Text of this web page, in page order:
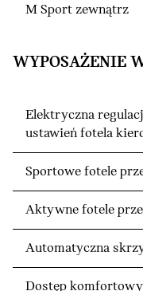
M Sport zewnątrz
WYPOSAŻENIE
Elektryczna
ustawień fotela
Sportowe fotele
Aktywne fotele
Automatyczna
Dostęp komfortowy